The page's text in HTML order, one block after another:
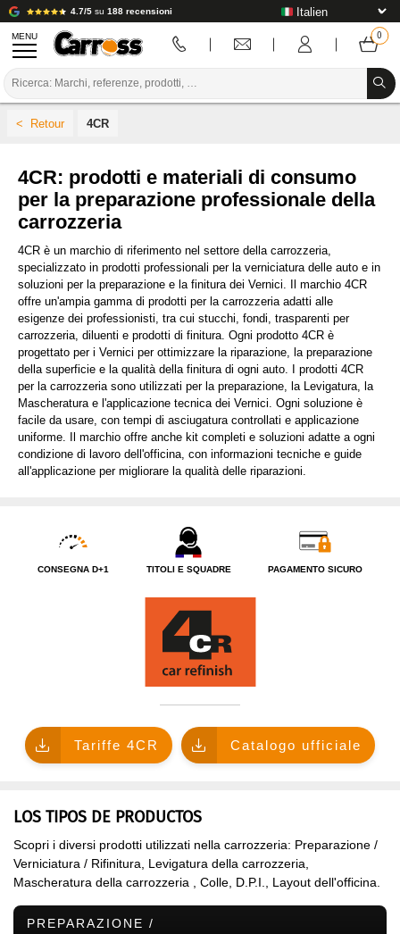
4.7/5 su 188 recensioni
MENU
PREPARAZIONE / VERNICIATURA / RIFINITURA
MATERIALI DI CONSUMO PER LA CARROZZERIA
STRUMENTI PER LA CARROZZERIA
ATTREZZATURE PER CARROZZERIA
MARCHE
INSTALLAZIONE IN LABORATORIO
TUTORIAL E CONSIGLI
CHI SIAMO?
4CR
4CR: prodotti e materiali di consumo
per la preparazione professionale della
carrozzeria
4CR è un marchio di riferimento nel settore della carrozzeria,
specializzato in prodotti professionali per la verniciatura delle auto e in
soluzioni per la preparazione e la finitura dei Vernici. Il marchio 4CR
offre un'ampia gamma di prodotti per la carrozzeria adatti alle
esigenze dei professionisti, tra cui stucchi, fondi, trasparenti per
carrozzeria, diluenti e prodotti di finitura. Ogni prodotto 4CR è
progettato per i Vernici per ottimizzare la riparazione, la preparazione
della superficie e la qualità della finitura di ogni auto. I prodotti 4CR
per la carrozzeria sono utilizzati per la preparazione, la Levigatura, la
Mascheratura e l'applicazione tecnica dei Vernici. Ogni soluzione è
facile da usare, con tempi di asciugatura controllati e applicazione
uniforme. Il marchio offre anche kit completi e soluzioni adatte a ogni
condizione di lavoro dell'officina, con informazioni tecniche e guide
all'applicazione per migliorare la qualità delle riparazioni.
CONSEGNA D+1 TITOLI E SQUADRE PAGAMENTO SICURO
Tariffe 4CR Catalogo ufficiale
LOS TIPOS DE PRODUCTOS
Scopri i diversi prodotti utilizzati nella carrozzeria: Preparazione /
Verniciatura / Rifinitura, Levigatura della carrozzeria,
Mascheratura della carrozzeria , Colle, D.P.I., Layout dell'officina.
PREPARAZIONE /